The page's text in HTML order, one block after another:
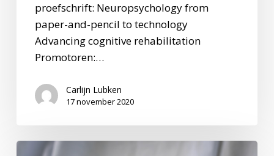
proefschrift: Neuropsychology from
paper-and-pencil to technology
Advancing cognitive rehabilitation
Promotoren:…
Carlijn Lubken
17 november 2020
Meer